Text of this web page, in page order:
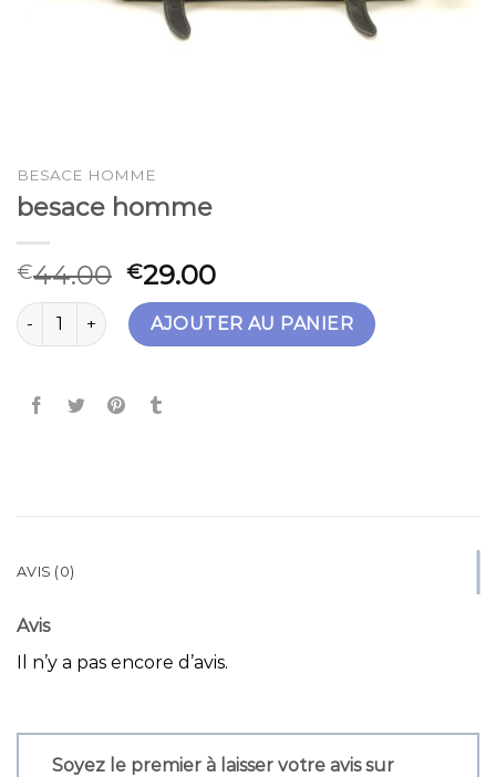
BESACE HOMME
besace homme
€44.00 €29.00
quantité de besace hommeAJOUTER AU PANIER
AVIS (0)
Avis
Il n’y a pas encore d’avis.
Soyez le premier à laisser votre avis sur